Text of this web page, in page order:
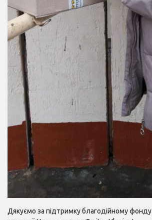
Дякуємо за підтримку благодійному фонду